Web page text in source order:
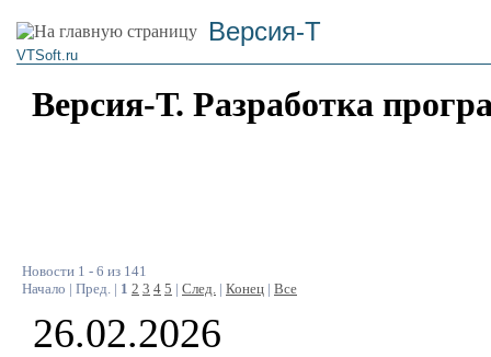
Версия-Т
VTSoft.ru
Версия-Т. Разработка
Новости 1 - 6 из 141
Начало | Пред. | 1 2 3 4 5 | След. | Конец | Все
26.02.2026